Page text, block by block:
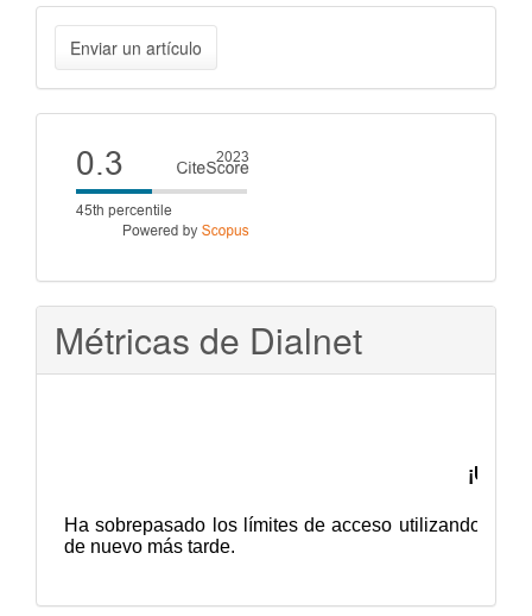
Enviar
un
artículo
Enviar un artículo
Cite
score
Métricas de Dialnet